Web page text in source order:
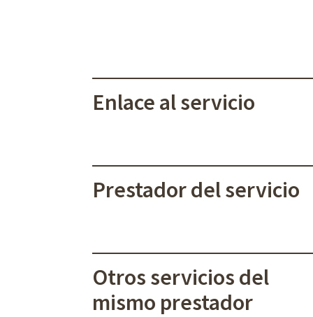
Enlace al servicio
Prestador del servicio
Otros servicios del
mismo prestador